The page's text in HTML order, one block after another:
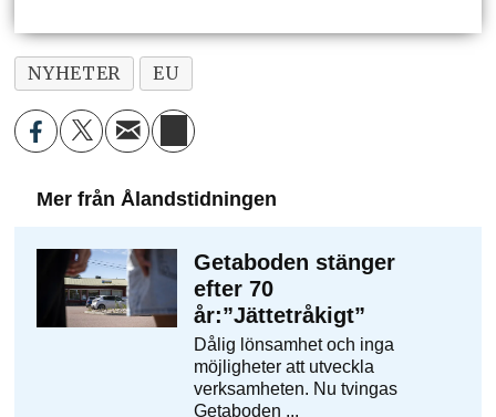
NYHETER EU